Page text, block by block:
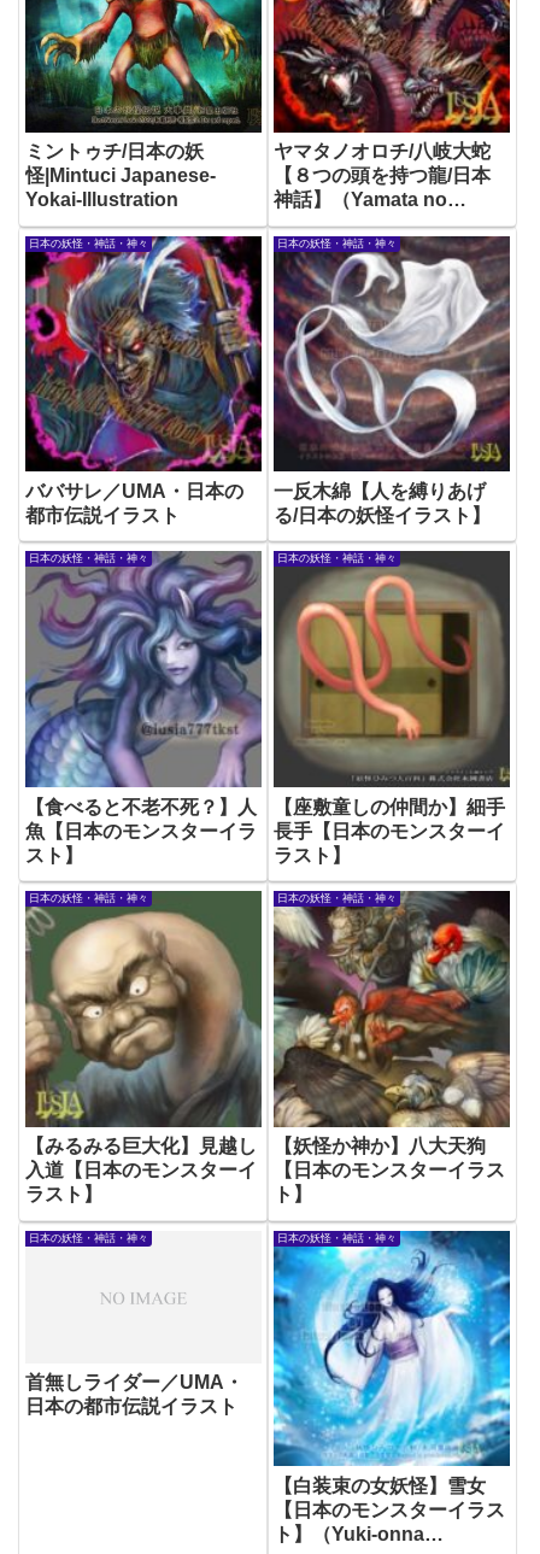
ミントゥチ/日本の妖
怪|Mintuci Japanese-
Yokai-Illustration
ヤマタノオロチ/八岐大蛇
【８つの頭を持つ龍/日本
神話】（Yamata no
Orochi: The 8-headed
Dragon of Japanese
Mythology）
日本の妖怪・神話・神々
ババサレ／UMA・日本の
都市伝説イラスト
日本の妖怪・神話・神々
一反木綿【人を縛りあげ
る/日本の妖怪イラスト】
日本の妖怪・神話・神々
【食べると不老不死？】人
魚【日本のモンスターイラ
スト】
日本の妖怪・神話・神々
【座敷童しの仲間か】細手
長手【日本のモンスターイ
ラスト】
日本の妖怪・神話・神々
【みるみる巨大化】見越し
入道【日本のモンスターイ
ラスト】
日本の妖怪・神話・神々
【妖怪か神か】八大天狗
【日本のモンスターイラス
ト】
日本の妖怪・神話・神々
首無しライダー／UMA・
日本の都市伝説イラスト
日本の妖怪・神話・神々
【白装束の女妖怪】雪女
【日本のモンスターイラス
ト】（Yuki-onna